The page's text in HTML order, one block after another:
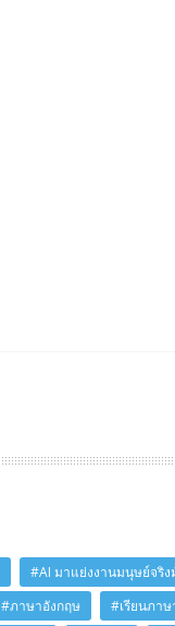
#AI มาแย่งงานมนุษย์จริง
#ภาษาอังกฤษ #เรียนภา